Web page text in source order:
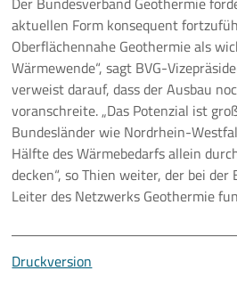
aktuellen Form konsequent
Oberflächennahe Geothermie als
Wärmewende“, sagt BVG-
verweist darauf, dass der Ausbau
voranschreite. „Das Potenzial ist
Bundesländer wie Nordrhein-
Hälfte des Wärmebedarfs allein
decken“, so Thien weiter, der bei
Leiter des Netzwerks Geothermie
Druckversion